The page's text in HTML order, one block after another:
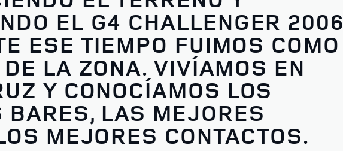
EL G4 CHALLENGER 2006
ESE TIEMPO FUIMOS COMO
LA ZONA. VIVÍAMOS EN
Y CONOCÍAMOS LOS
BARES, LAS MEJORES
MEJORES CONTACTOS.